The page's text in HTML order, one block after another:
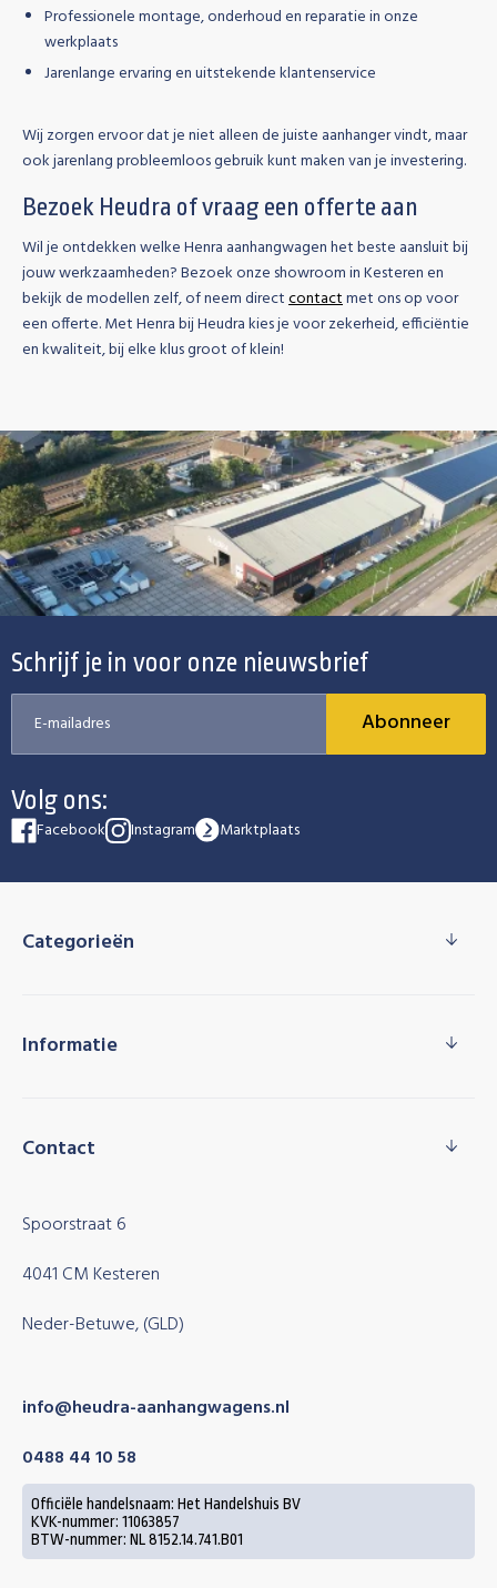
Professionele montage, onderhoud en reparatie in onze
werkplaats
Jarenlange ervaring en uitstekende klantenservice
Wij zorgen ervoor dat je niet alleen de juiste aanhanger vindt, maar
ook jarenlang probleemloos gebruik kunt maken van je investering.
Bezoek Heudra of vraag een offerte aan
Wil je ontdekken welke Henra aanhangwagen het beste aansluit bij
jouw werkzaamheden? Bezoek onze showroom in Kesteren en
bekijk de modellen zelf, of neem directcontactmet ons op voor
een offerte. Met Henra bij Heudra kies je voor zekerheid, efficiëntie
en kwaliteit, bij elke klus groot of klein!
Schrijf je in voor onze nieuwsbrief
Abonneer
Volg ons:
Facebook Instagram Marktplaats
Categorieën
Informatie
Contact
Spoorstraat 6
4041 CM Kesteren
Neder-Betuwe, (GLD)
info@heudra-aanhangwagens.nl
0488 44 10 58
Officiële handelsnaam: Het Handelshuis BV
KVK-nummer: 11063857
BTW-nummer: NL 8152.14.741.B01